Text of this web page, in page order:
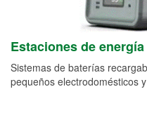
Estaciones de
Sistemas de baterías
pequeños electrodomésticos